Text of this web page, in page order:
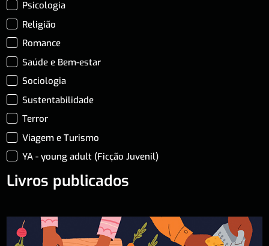
Psicologia
Religião
Romance
Saúde e Bem-estar
Sociologia
Sustentabilidade
Terror
Viagem e Turismo
YA - young adult (Ficção Juvenil)
Livros publicados